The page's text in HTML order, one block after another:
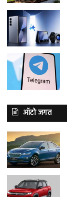
ऑटो जगत